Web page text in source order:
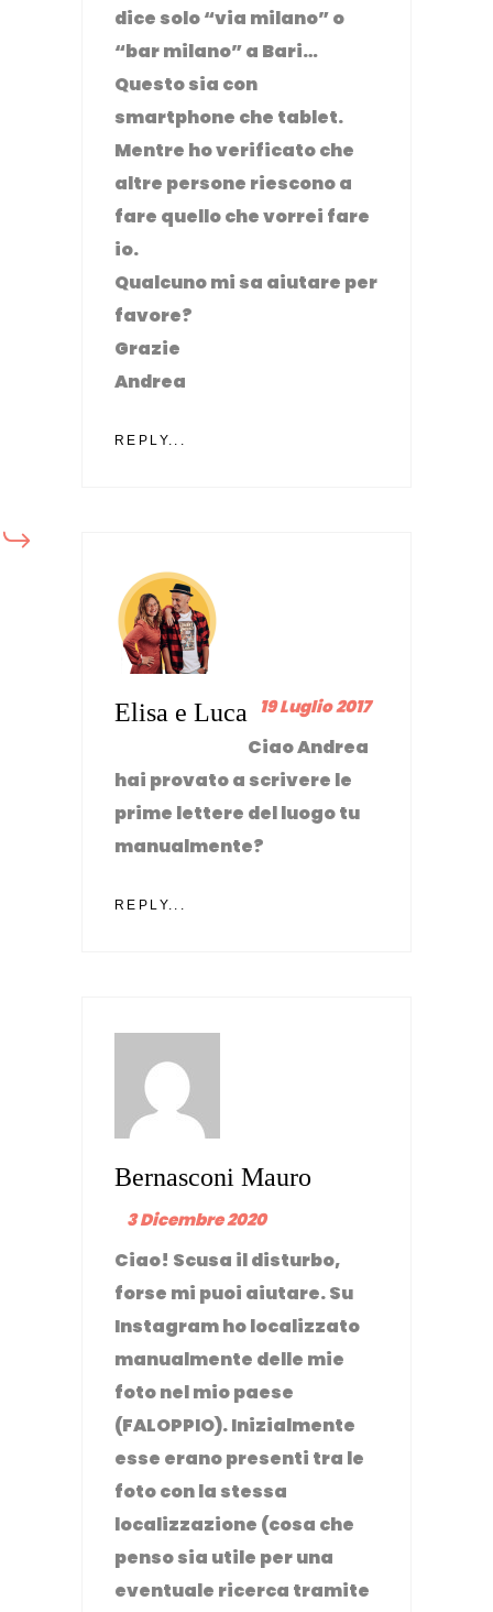
dice solo “via milano” o
“bar milano” a Bari…
Questo sia con
smartphone che tablet.
Mentre ho verificato che
altre persone riescono a
fare quello che vorrei fare
io.
Qualcuno mi sa aiutare per
favore?
Grazie
Andrea
REPLY...
Elisa e Luca 19 Luglio 2017
Ciao Andrea
hai provato a scrivere le
prime lettere del luogo tu
manualmente?
REPLY...
Bernasconi Mauro
3 Dicembre 2020
Ciao! Scusa il disturbo,
forse mi puoi aiutare. Su
Instagram ho localizzato
manualmente delle mie
foto nel mio paese
(FALOPPIO). Inizialmente
esse erano presenti tra le
foto con la stessa
localizzazione (cosa che
penso sia utile per una
eventuale ricerca tramite